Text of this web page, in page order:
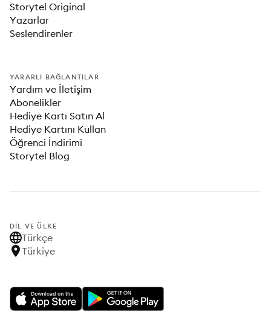
Storytel Original
Yazarlar
Seslendirenler
YARARLI BAĞLANTILAR
Yardım ve İletişim
Abonelikler
Hediye Kartı Satın Al
Hediye Kartını Kullan
Öğrenci İndirimi
Storytel Blog
DIL VE ÜLKE
Türkçe
Türkiye